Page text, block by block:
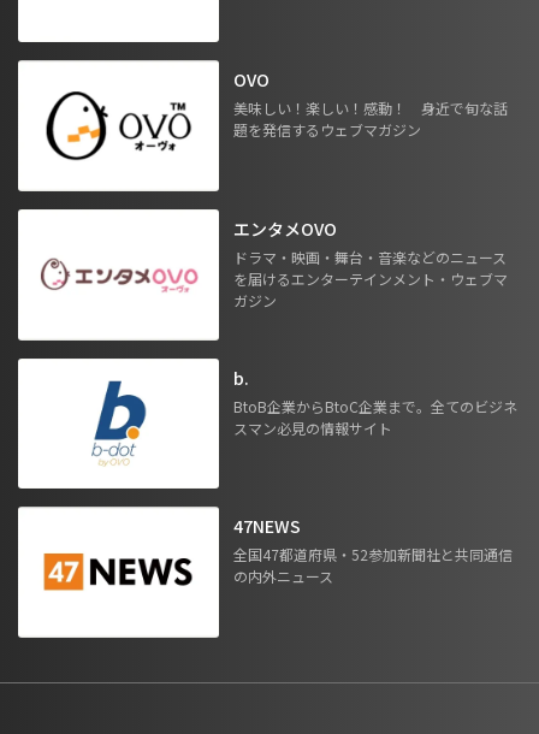
OVO
美味しい！楽しい！感動！ 身近で旬な話
題を発信するウェブマガジン
エンタメOVO
ドラマ・映画・舞台・音楽などのニュース
を届けるエンターテインメント・ウェブマ
ガジン
b.
BtoB企業からBtoC企業まで。全てのビジネ
スマン必見の情報サイト
47NEWS
全国47都道府県・52参加新聞社と共同通信
の内外ニュース